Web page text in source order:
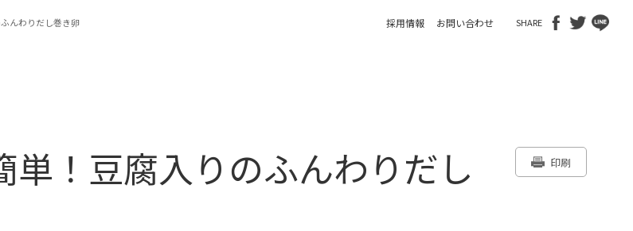
んわりだし巻き卵 採用情報 お問い合わせ SHARE
単！豆腐入りのふんわりだし
印刷